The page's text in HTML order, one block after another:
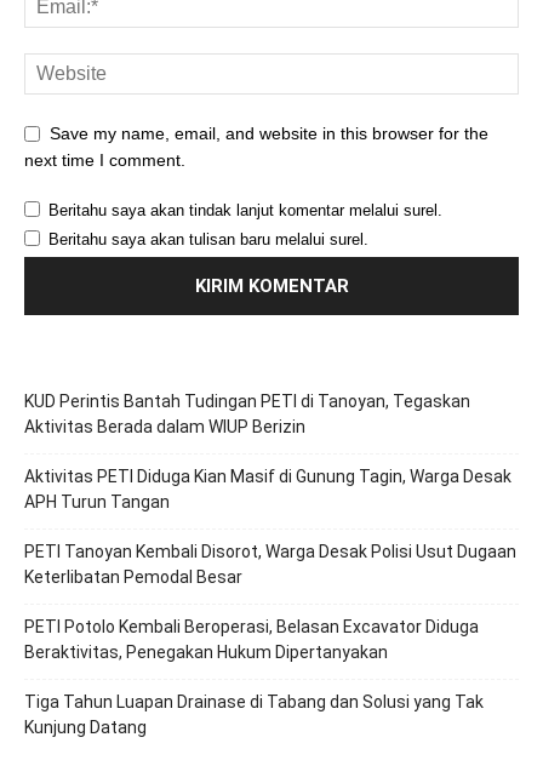
Save my name, email, and website in this browser for the
next time I comment.
Beritahu saya akan tindak lanjut komentar melalui surel.
Beritahu saya akan tulisan baru melalui surel.
KUD Perintis Bantah Tudingan PETI di Tanoyan, Tegaskan
Aktivitas Berada dalam WIUP Berizin
Aktivitas PETI Diduga Kian Masif di Gunung Tagin, Warga Desak
APH Turun Tangan
PETI Tanoyan Kembali Disorot, Warga Desak Polisi Usut Dugaan
Keterlibatan Pemodal Besar
PETI Potolo Kembali Beroperasi, Belasan Excavator Diduga
Beraktivitas, Penegakan Hukum Dipertanyakan
Tiga Tahun Luapan Drainase di Tabang dan Solusi yang Tak
Kunjung Datang